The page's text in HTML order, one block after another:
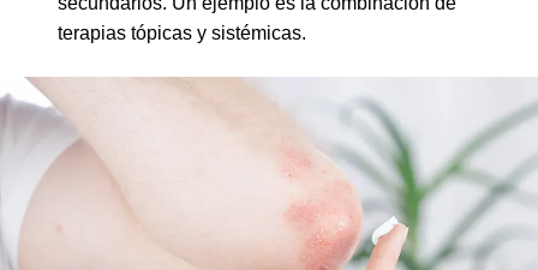
terapias tópicas y sistémicas.